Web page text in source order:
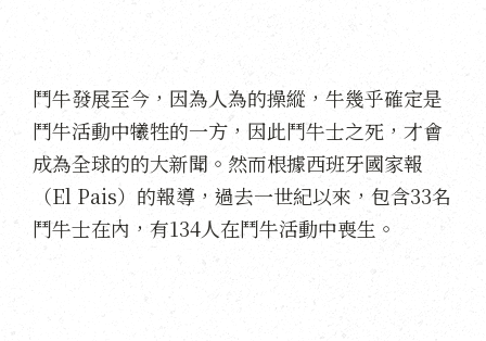
鬥牛發展至今，因為人為的操縱，牛幾乎確定是
鬥牛活動中犧牲的一方，因此鬥牛士之死，才會
成為全球的的大新聞。然而根據西班牙國家報
（El Pais）的報導，過去一世紀以來，包含33名
鬥牛士在內，有134人在鬥牛活動中喪生。